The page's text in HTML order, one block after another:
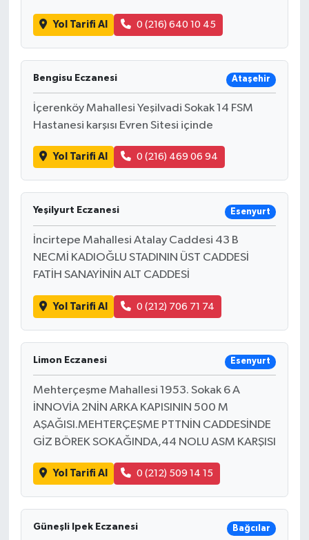
Yol Tarifi Al 0 (216) 640 10 45
Bengisu Eczanesi Ataşehir
İçerenköy Mahallesi Yeşilvadi Sokak 14 FSM
Hastanesi karşısı Evren Sitesi içinde
Yol Tarifi Al 0 (216) 469 06 94
Yeşilyurt Eczanesi Esenyurt
İncirtepe Mahallesi Atalay Caddesi 43 B
NECMİ KADIOĞLU STADININ ÜST CADDESİ
FATİH SANAYİNİN ALT CADDESİ
Yol Tarifi Al 0 (212) 706 71 74
Limon Eczanesi Esenyurt
Mehterçeşme Mahallesi 1953. Sokak 6 A
İNNOVİA 2NİN ARKA KAPISININ 500 M
AŞAĞISI.MEHTERÇEŞME PTTNİN CADDESİNDE
GİZ BÖREK SOKAĞINDA,44 NOLU ASM KARŞISI
Yol Tarifi Al 0 (212) 509 14 15
Güneşli Ipek Eczanesi Bağcılar